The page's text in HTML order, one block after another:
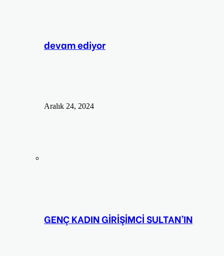
devam ediyor
Aralık 24, 2024
GENÇ KADIN GİRİŞİMCİ SULTAN’IN